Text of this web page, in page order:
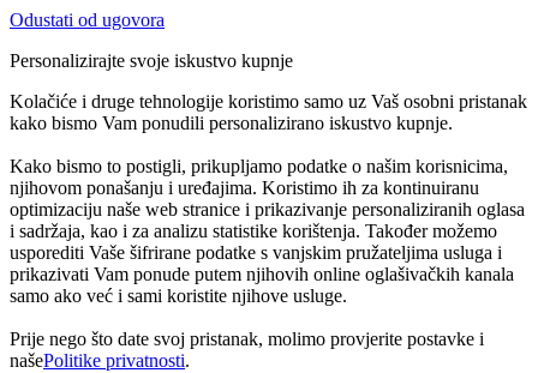
Odustati od ugovora
Personalizirajte svoje iskustvo kupnje
Kolačiće i druge tehnologije koristimo samo uz Vaš osobni pristanak
kako bismo Vam ponudili personalizirano iskustvo kupnje.
Kako bismo to postigli, prikupljamo podatke o našim korisnicima,
njihovom ponašanju i uređajima. Koristimo ih za kontinuiranu
optimizaciju naše web stranice i prikazivanje personaliziranih oglasa
i sadržaja, kao i za analizu statistike korištenja. Također možemo
usporediti Vaše šifrirane podatke s vanjskim pružateljima usluga i
prikazivati Vam ponude putem njihovih online oglašivačkih kanala
samo ako već i sami koristite njihove usluge.
Prije nego što date svoj pristanak, molimo provjerite postavke i
našePolitike privatnosti.